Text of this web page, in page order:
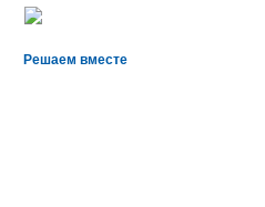
Решаем вместе